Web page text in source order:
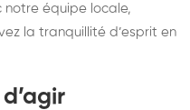
notre équipe locale,
la tranquillité d’esprit en